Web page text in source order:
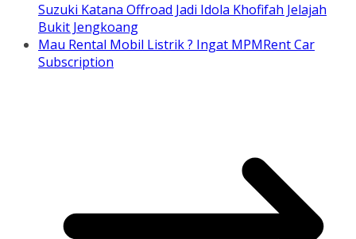
Suzuki Katana Offroad Jadi Idola Khofifah Jelajah
Bukit Jengkoang
Mau Rental Mobil Listrik ? Ingat MPMRent Car
Subscription